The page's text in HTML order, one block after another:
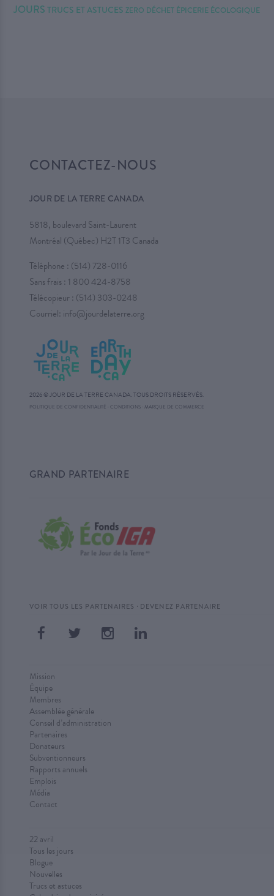
JOURS TRUCS ET ASTUCES ZERO DÉCHET ÉPICERIE ÉCOLOGIQUE
CONTACTEZ-NOUS
JOUR DE LA TERRE CANADA
5818, boulevard Saint-Laurent
Montréal (Québec) H2T 1T3 Canada
Téléphone : (514) 728-0116
Sans frais : 1 800 424-8758
Télécopieur : (514) 303-0248
Courriel: info@jourdelaterre.org
2026 © JOUR DE LA TERRE CANADA. TOUS DROITS RÉSERVÉS.
POLITIQUE DE CONFIDENTIALITÉ CONDITIONS·MARQUE DE COMMERCE
GRAND PARTENAIRE
VOIR TOUS LES PARTENAIRES · DEVENEZ PARTENAIRE
Mission
Équipe
Membres
Assemblée générale
Conseil d’administration
Partenaires
Donateurs
Subventionneurs
Rapports annuels
Emplois
Média
Contact
22 avril
Tous les jours
Blogue
Nouvelles
Trucs et astuces